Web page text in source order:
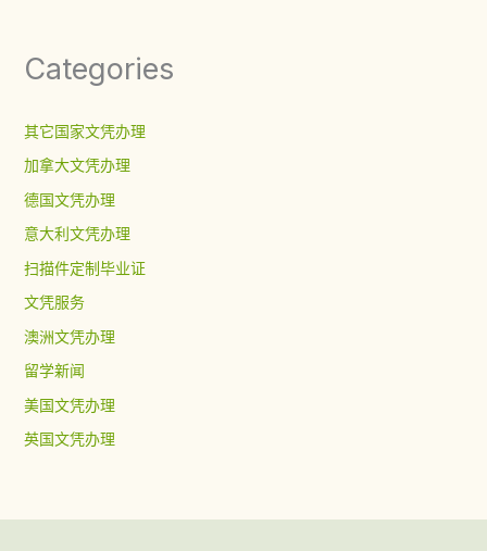
Categories
其它国家文凭办理
加拿大文凭办理
德国文凭办理
意大利文凭办理
扫描件定制毕业证
文凭服务
澳洲文凭办理
留学新闻
美国文凭办理
英国文凭办理